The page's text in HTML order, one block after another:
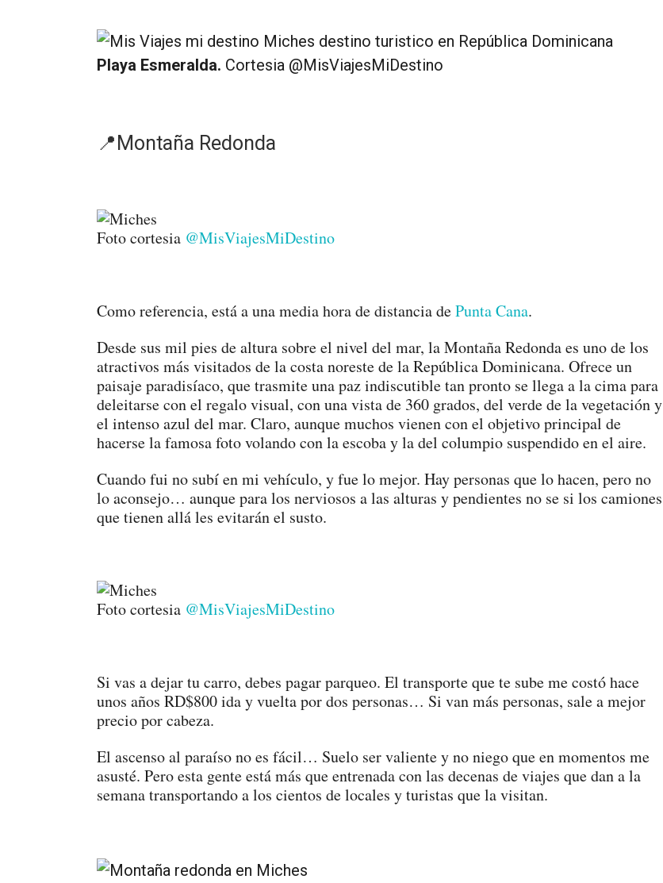
Playa Esmeralda. Cortesia @MisViajesMiDestino
📍Montaña Redonda
Foto cortesia @MisViajesMiDestino
Como referencia, está a una media hora de distancia dePunta Cana.
Desde sus mil pies de altura sobre el nivel del mar, la Montaña Redonda es uno de los
atractivos más visitados de la costa noreste de la República Dominicana. Ofrece un
paisaje paradisíaco, que trasmite una paz indiscutible tan pronto se llega a la cima para
deleitarse con el regalo visual, con una vista de 360 grados, del verde de la vegetación y
el intenso azul del mar. Claro, aunque muchos vienen con el objetivo principal de
hacerse la famosa foto volando con la escoba y la del columpio suspendido en el aire.
Cuando fui no subí en mi vehículo, y fue lo mejor. Hay personas que lo hacen, pero no
lo aconsejo… aunque para los nerviosos a las alturas y pendientes no se si los camiones
que tienen allá les evitarán el susto.
Foto cortesia @MisViajesMiDestino
Si vas a dejar tu carro, debes pagar parqueo. El transporte que te sube me costó hace
unos años RD$800 ida y vuelta por dos personas… Si van más personas, sale a mejor
precio por cabeza.
El ascenso al paraíso no es fácil… Suelo ser valiente y no niego que en momentos me
asusté. Pero esta gente está más que entrenada con las decenas de viajes que dan a la
semana transportando a los cientos de locales y turistas que la visitan.